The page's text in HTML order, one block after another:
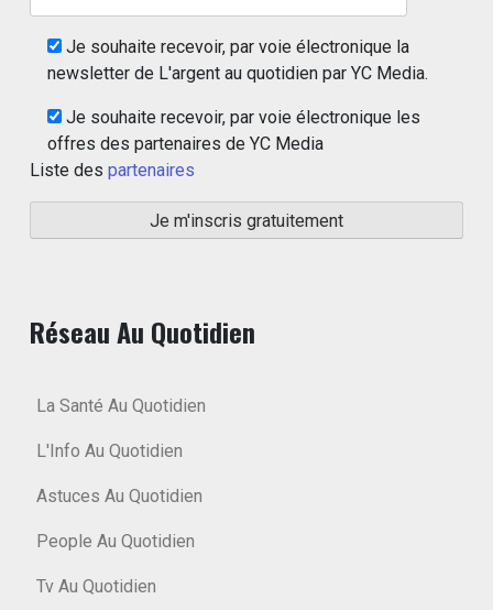
Je souhaite recevoir, par voie électronique la
newsletter de L'argent au quotidien par YC Media.
Je souhaite recevoir, par voie électronique les
offres des partenaires de YC Media
Liste des partenaires
Réseau Au Quotidien
La Santé Au Quotidien
L'Info Au Quotidien
Astuces Au Quotidien
People Au Quotidien
Tv Au Quotidien